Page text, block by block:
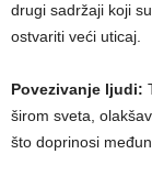
drugi sadržaji koji
ostvariti veći uticaj.
Povezivanje ljudi:
širom sveta,
što doprinosi